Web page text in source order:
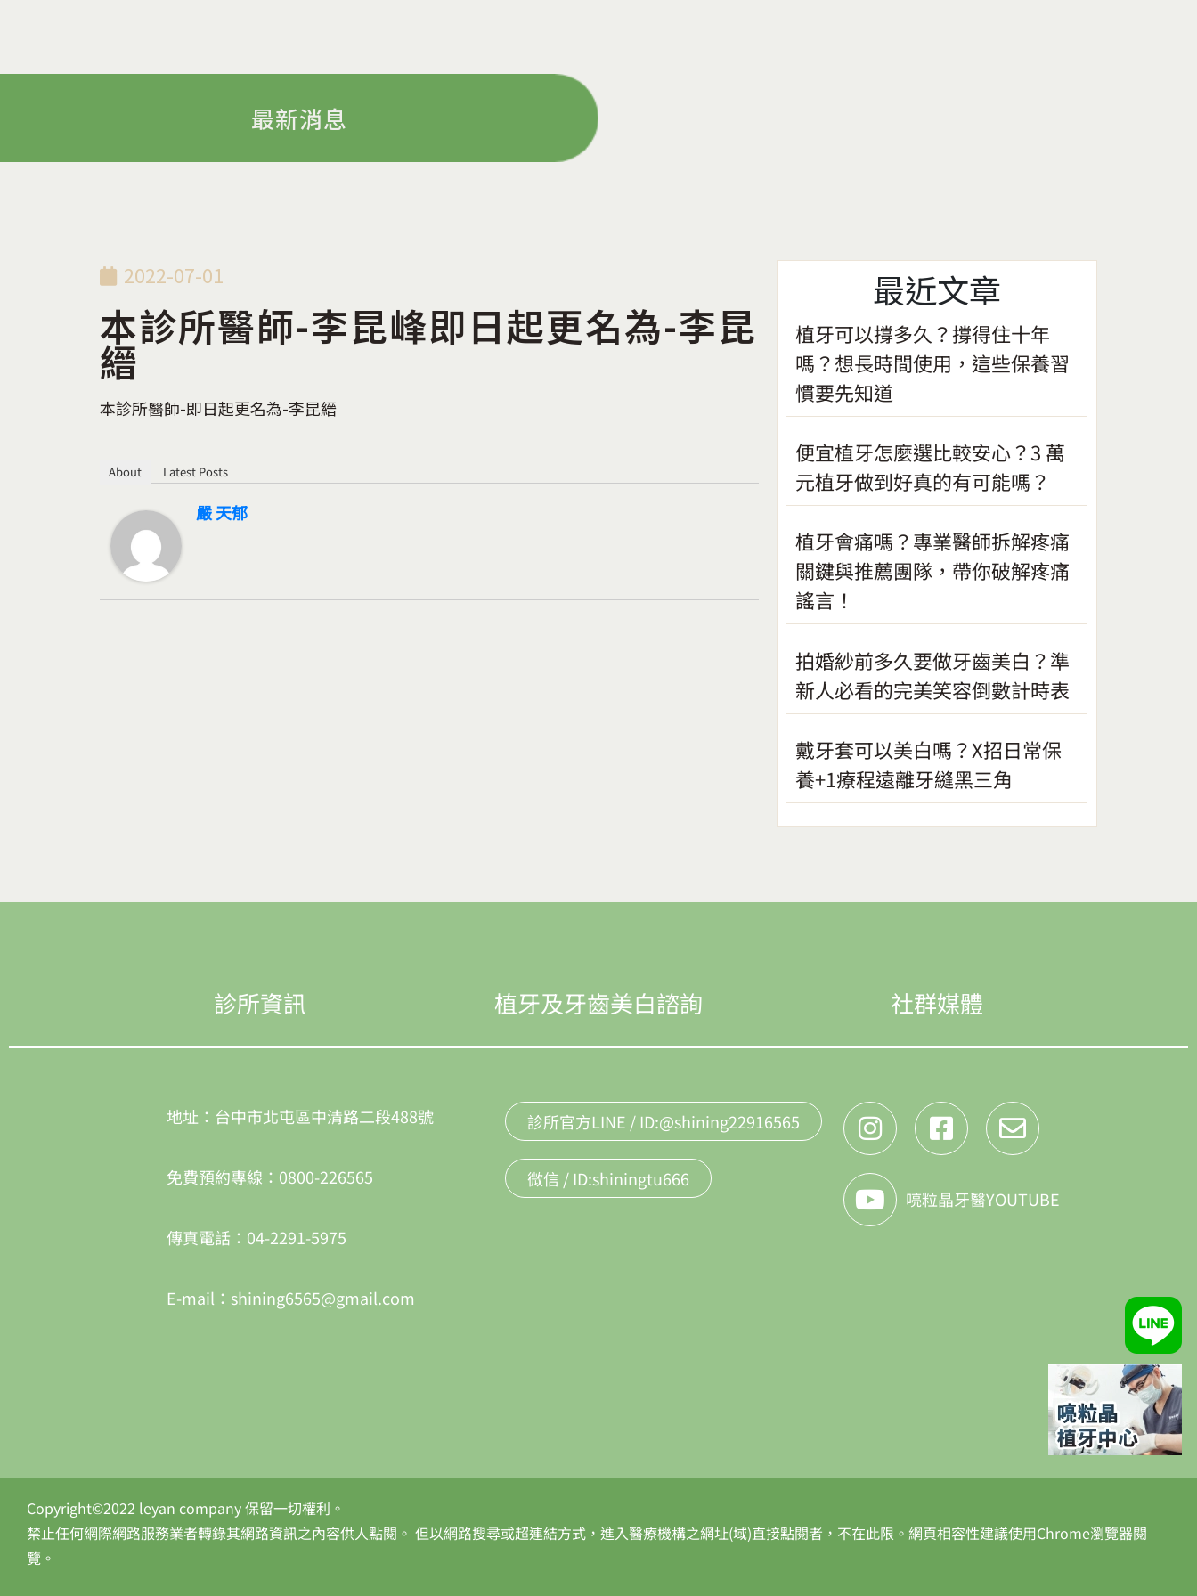
最新消息
2022-07-01
本診所醫師-李昆峰即日起更名為-李昆
縉
本診所醫師-即日起更名為-李昆縉
About Latest Posts
嚴 天郁
最近文章
植牙可以撐多久？撐得住十年
嗎？想長時間使用，這些保養習
慣要先知道
便宜植牙怎麼選比較安心？3 萬
元植牙做到好真的有可能嗎？
植牙會痛嗎？專業醫師拆解疼痛
關鍵與推薦團隊，帶你破解疼痛
謠言！
拍婚紗前多久要做牙齒美白？準
新人必看的完美笑容倒數計時表
戴牙套可以美白嗎？X招日常保
養+1療程遠離牙縫黑三角
診所資訊 植牙及牙齒美白諮詢 社群媒體
地址：台中市北屯區中清路二段488號
免費預約專線：0800-226565
傳真電話：04-2291-5975
E-mail：shining6565@gmail.com
診所官方LINE / ID:@shining22916565
微信 / ID:shiningtu666
喨粒晶牙醫YOUTUBE
Copyright©2022 leyan company 保留一切權利。
禁止任何網際網路服務業者轉錄其網路資訊之內容供人點閱。 但以網路搜尋或超連結方式，進入醫療機構之網址(域)直接點閱者，不在此限。網頁相容性建議使用Chrome瀏覽器閱
覽。